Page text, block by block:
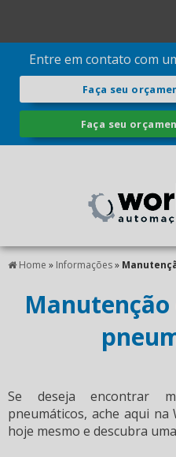
Entre em contato com
Faça seu
Faça seu
Home » Informações»
Se deseja encontrar
pneumáticos, ache aqui na
hoje mesmo e descubra